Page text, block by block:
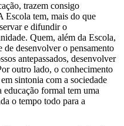
trazem consigo
Escola tem, mais do que
e difundir o
Quem, além da Escola,
de desenvolver o pensamento
antepassados, desenvolver
outro lado, o conhecimento
sintonia com a sociedade
formal tem uma
o tempo todo para a